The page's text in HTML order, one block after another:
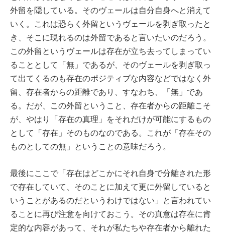
外留を隠している。そのヴェールは自分自身へと消えて
いく。これは恐らく外留というヴェールを剥ぎ取ったと
き、そこに現れるのは外留であると言いたいのだろう。
この外留というヴェールは存在が立ち去ってしまってい
ることとして「無」であるが、そのヴェールを剥ぎ取っ
て出てくるのも存在のポジティブな内容などではなく外
留、存在者からの距離であり、すなわち、「無」であ
る。だが、この外留ということ、存在者からの距離こそ
が、やはり「存在の真理」をそれだけが可能にするもの
として「存在」そのものなのである。これが「存在その
ものとしての無」ということの意味だろう。
最後にここで「存在はどこかにそれ自身で分離された形
で存在していて、そのことに加えて更に外留していると
いうことがあるのだというわけではない」と言われてい
ることに再び注意を向けておこう。その真意は存在に肯
定的な内容があって、それが私たちや存在者から離れた